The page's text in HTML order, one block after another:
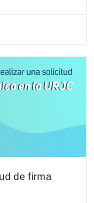
de firma